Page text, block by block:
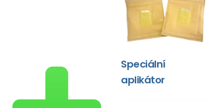
Speciální
aplikátor